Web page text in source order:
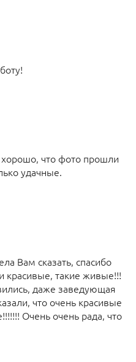
что фото прошли
удачные.
Вам сказать, спасибо
красивые, такие живые!!!
даже заведующая
что очень красивые
Очень очень рада, что